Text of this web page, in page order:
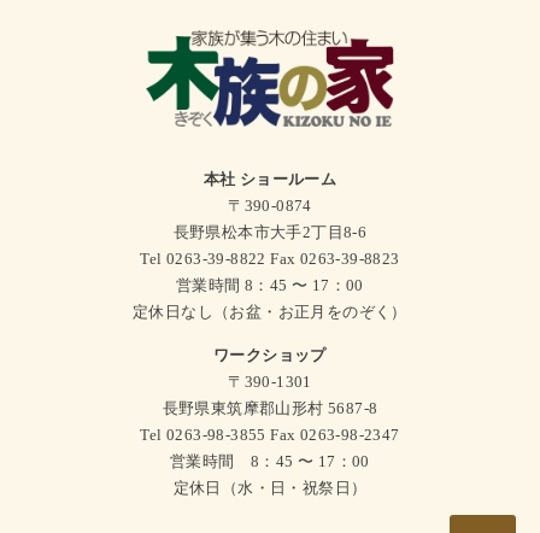
本社 ショールーム
〒390-0874
長野県松本市大手2丁目8-6
Tel 0263-39-8822 Fax 0263-39-8823
営業時間 8：45 〜 17：00
定休日なし（お盆・お正月をのぞく）
ワークショップ
〒390-1301
長野県東筑摩郡山形村 5687-8
Tel 0263-98-3855 Fax 0263-98-2347
営業時間 8：45 〜 17：00
定休日（水・日・祝祭日）